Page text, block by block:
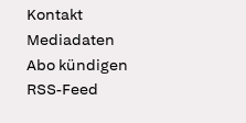
Kontakt
Mediadaten
Abo kündigen
RSS-Feed